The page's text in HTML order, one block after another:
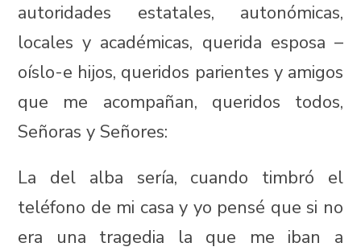
autoridades estatales, autonómicas,
locales y académicas, querida esposa –
oíslo-e hijos, queridos parientes y amigos
que me acompañan, queridos todos,
Señoras y Señores:
La del alba sería, cuando timbró el
teléfono de mi casa y yo pensé que si no
era una tragedia la que me iban a